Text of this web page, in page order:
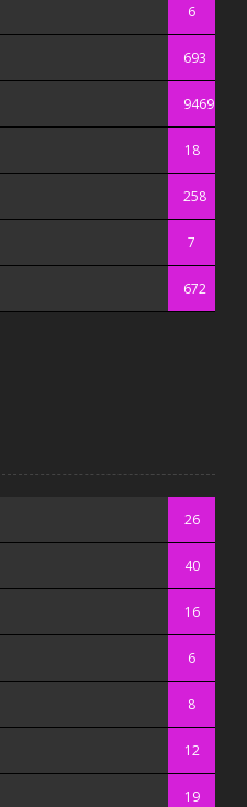
6
693
9469
18
258
7
672
26
40
16
6
8
12
19